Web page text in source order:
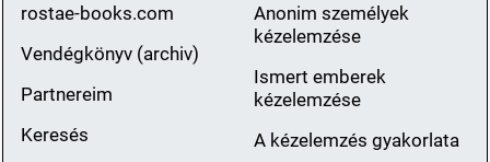
rostae-books.com
Vendégkönyv (archiv)
Partnereim
Keresés
Anonim személyek
kézelemzése
Ismert emberek
kézelemzése
A kézelemzés gyakorlata